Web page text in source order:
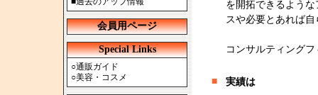
会員用ページ
Special Links
○通販ガイド
○美容・コスメ
を開拓できるよう
スや必要とあれば
コンサルティング
■ 実績は